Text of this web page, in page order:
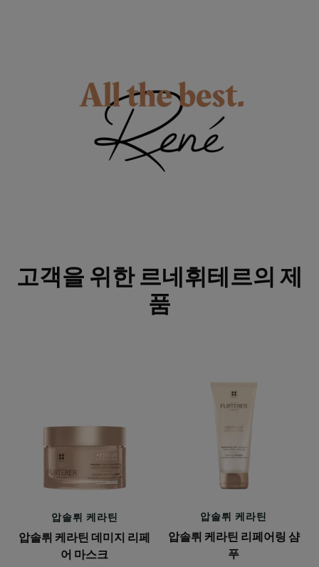
고객을 위한 르네휘테르의 제
품
미
리
페
어
압솔뤼 케라틴
압솔뤼 케라틴 데미지 리페
어 마스크
솔
뤼
틴
리
페
링
샴
푸
압솔뤼 케라틴
압솔뤼 케라틴 리페어링 샴
푸